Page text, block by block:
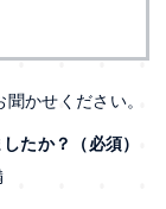
かせください。
たか？（必須）